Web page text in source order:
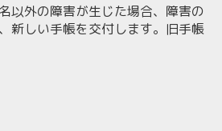
以外の障害が生じた場合、障害の
新しい手帳を交付します。旧手帳